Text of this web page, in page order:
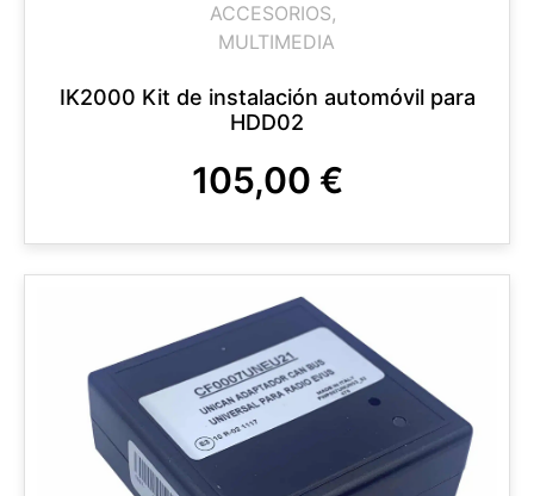
ACCESORIOS,
MULTIMEDIA
IK2000 Kit de instalación automóvil para
HDD02
105,00 €